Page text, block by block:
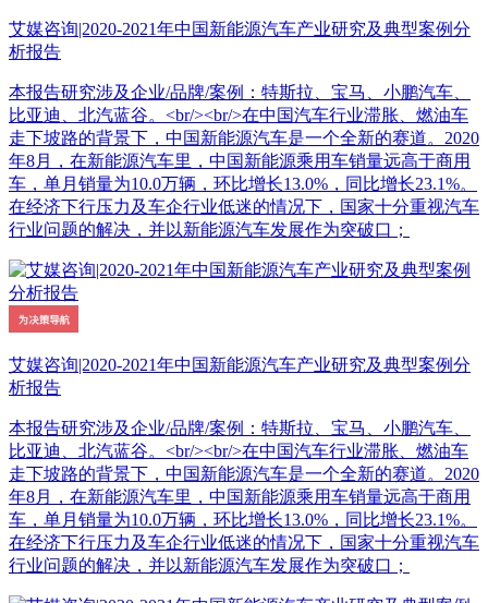
艾媒咨询|2020-2021年中国新能源汽车产业研究及典型案例分
析报告
本报告研究涉及企业/品牌/案例：特斯拉、宝马、小鹏汽车、
比亚迪、北汽蓝谷。<br/><br/>在中国汽车行业滞胀、燃油车
走下坡路的背景下，中国新能源汽车是一个全新的赛道。2020
年8月，在新能源汽车里，中国新能源乘用车销量远高于商用
车，单月销量为10.0万辆，环比增长13.0%，同比增长23.1%。
在经济下行压力及车企行业低迷的情况下，国家十分重视汽车
行业问题的解决，并以新能源汽车发展作为突破口；
艾媒咨询|2020-2021年中国新能源汽车产业研究及典型案例分
析报告
本报告研究涉及企业/品牌/案例：特斯拉、宝马、小鹏汽车、
比亚迪、北汽蓝谷。<br/><br/>在中国汽车行业滞胀、燃油车
走下坡路的背景下，中国新能源汽车是一个全新的赛道。2020
年8月，在新能源汽车里，中国新能源乘用车销量远高于商用
车，单月销量为10.0万辆，环比增长13.0%，同比增长23.1%。
在经济下行压力及车企行业低迷的情况下，国家十分重视汽车
行业问题的解决，并以新能源汽车发展作为突破口；